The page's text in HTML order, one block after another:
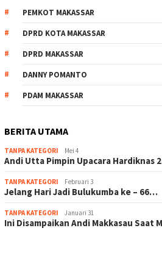
PEMKOT MAKASSAR
DPRD KOTA MAKASSAR
DPRD MAKASSAR
DANNY POMANTO
PDAM MAKASSAR
BERITA UTAMA
TANPA KATEGORI Mei 4
Andi Utta Pimpin Upacara Hardiknas
TANPA KATEGORI Februari 3
Jelang Hari Jadi Bulukumba ke – 66…
TANPA KATEGORI Januari 31
Ini Disampaikan Andi Makkasau Saat